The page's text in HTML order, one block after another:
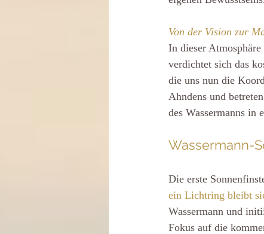
Von der Vision zur
In dieser
verdichtet sich das
die uns nun die
Ahndens und
des Wassermanns in
Wassermann-
Die erste
ein Lichtring bleibt
Wassermann und
Fokus auf die